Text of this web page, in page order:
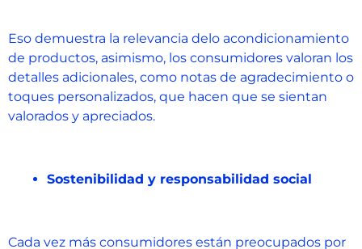
Eso demuestra la relevancia delo acondicionamiento
de productos, asimismo, los consumidores valoran los
detalles adicionales, como notas de agradecimiento o
toques personalizados, que hacen que se sientan
valorados y apreciados.
Sostenibilidad y responsabilidad social
Cada vez más consumidores están preocupados por